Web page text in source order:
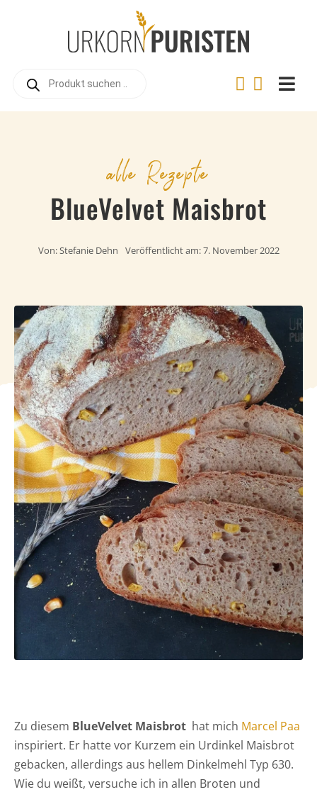
search
Landwirtschaft
Häufig gestellte Fragen
Kundenstimmen
Kontakt
alle Rezepte
BlueVelvet Maisbrot
Von:Stefanie Dehn Veröffentlicht am: 7. November 2022
Zu diesem BlueVelvet Maisbrothat mich Marcel Paa
inspiriert. Er hatte vor Kurzem ein Urdinkel Maisbrot
gebacken, allerdings aus hellem Dinkelmehl Typ 630.
Wie du weißt, versuche ich in allen Broten und